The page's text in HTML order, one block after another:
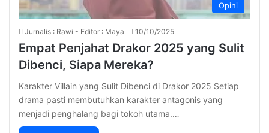
Opini
Jurnalis : Rawi - Editor : Maya 10/10/2025
Empat Penjahat Drakor 2025 yang Sulit
Dibenci, Siapa Mereka?
Karakter Villain yang Sulit Dibenci di Drakor 2025 Setiap
drama pasti membutuhkan karakter antagonis yang
menjadi penghalang bagi tokoh utama.…